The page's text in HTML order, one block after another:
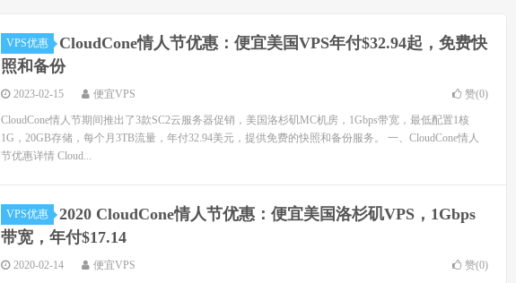
VPS优惠
CloudCone情人节优惠：便宜美国VPS年付$32.94起，免费快
照和备份
2023-02-15 便宜VPS 赞(0)
CloudCone情人节期间推出了3款SC2云服务器促销，美国洛杉矶MC机房，1Gbps带宽，最低配置1核
1G，20GB存储，每个月3TB流量，年付32.94美元，提供免费的快照和备份服务。 一、CloudCone情人
节优惠详情 Cloud...
VPS优惠
2020 CloudCone情人节优惠：便宜美国洛杉矶VPS，1Gbps
带宽，年付$17.14
2020-02-14 便宜VPS 赞(0)